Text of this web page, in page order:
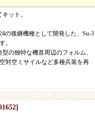
ット。
の後継機種として開発した、Su-3
。
の独特な機首周辺のフォルム、
対空ミサイルなど多種兵装を再
]